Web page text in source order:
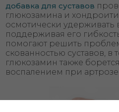
добавка для суставов
глюкозамина и
осмотически удерживать
поддерживая его
помогают решить
скованностью суставов, в
глюкозамин также
воспалением при артрозе